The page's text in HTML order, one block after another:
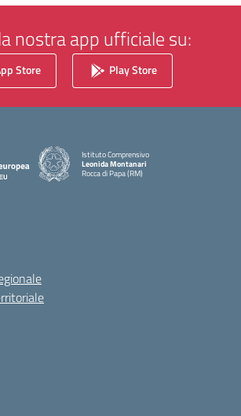
nostra app ufficiale su:
Store Play Store
Istituto Comprensivo
Leonida Montanari
Rocca di Papa (RM)
— Visita la pagina iniziale della scuola